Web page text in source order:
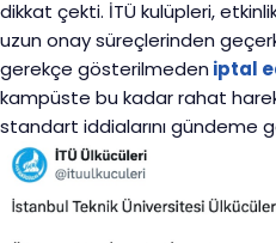
dikkat çekti. İTÜ kulüpleri,
uzun onay süreçlerinden
gerekçe gösterilmeden iptal
kampüste bu kadar rahat
standart iddialarını gündeme